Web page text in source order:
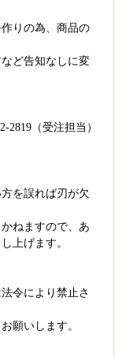
りの為、商品の
ど告知なしに変
2819（受注担当）
を誤れば刃が欠
ねますので、あ
上げます。
令により禁止さ
願いします。